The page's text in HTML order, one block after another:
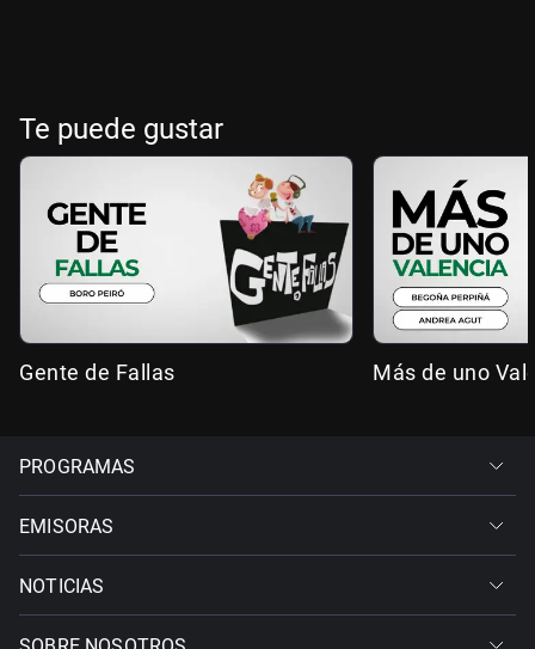
Te puede gustar
Gente de Fallas Más de uno
PROGRAMAS
EMISORAS
NOTICIAS